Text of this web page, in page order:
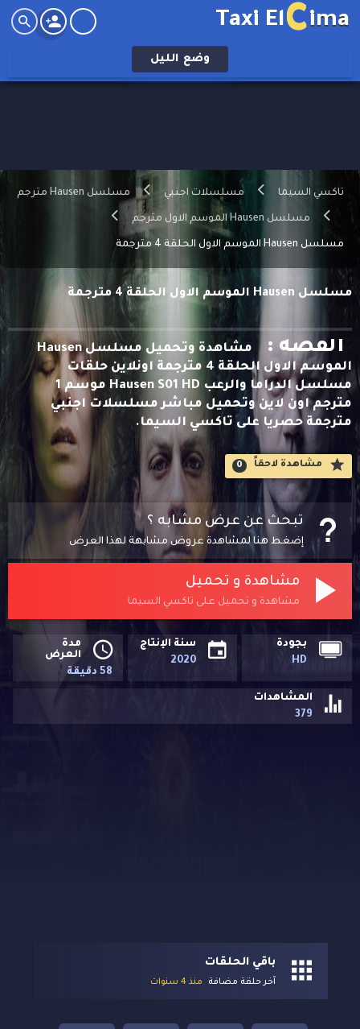
Taxi ElCima
وضع الليل
تاكسي السيما مسلسلات اجنبي مسلسل Hausen مترجم
مسلسل Hausen الموسم الاول مترجم
مسلسل Hausen الموسم الاول الحلقة 4 مترجمة
مسلسل Hausen الموسم الاول الحلقة 4 مترجمة
القصه :
مشاهدة وتحميل مسلسل Hausen
الموسم الاول الحلقة 4 مترجمة اونلاين حلقات
مسلسل الدراما والرعب Hausen S01 HD موسم 1
مترجم اون لاين وتحميل مباشر مسلسلات اجنبي
مترجمة حصريا على تاكسي السيما.
مشاهدة لاحقاََ 0
تبحث عن عرض مشابه ؟
إضغط هنا لمشاهدة عروض مشابهة لهذا العرض
مشاهدة و تحميل
مشاهدة و تحميل على تاكسي السيما
بجودة
HD
سنة الإنتاج
2020
مدة
العرض
58 دقيقة
المشاهدات
379
باقي الحلقات
آخر حلقة مضافة منذ 4 سنوات